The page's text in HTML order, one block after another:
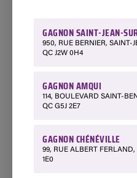
GAGNON SAINT-JEAN-
950, RUE BERNIER, SAINT-
QC J2W 0H4
GAGNON AMQUI
114, BOULEVARD SAINT-
QC G5J 2E7
GAGNON CHÉNÉVILLE
99, RUE ALBERT
1E0
DISPONIBILITÉS
Appelez votre succursale
disponibilité de ce produit
succursale.
Disponible
Amqui - 114 Boulevard